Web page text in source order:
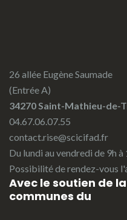
26 allée Eugène Saumade
(Entrée A)
34270 Saint-Mathieu-de-
04.67.06.07.55
contact.rise@scicifad.fr
Du lundi au vendredi de 9h à
Possibilité de rendez-vous
Avec le soutien de
communes du